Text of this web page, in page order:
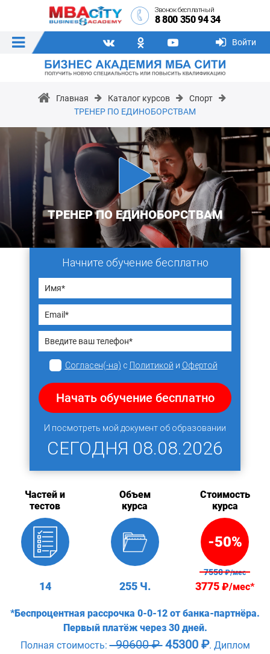
Звонок бесплатный
8 800 350 94 34
Войти
Главная Каталог курсов
Спорт
ТРЕНЕР ПО ЕДИНОБОРСТВАМ
ТРЕНЕР ПО ЕДИНОБОРСТВАМ
Начните обучение бесплатно
Согласен(-на) с Политикой и Офертой
Начать обучение бесплатно
И посмотреть мой документ об образовании
СЕГОДНЯ 08.08.2026
Частей и
тестов
14
Объем
курса
255 Ч.
Стоимость
курса
-50%
7550₽/мес
3775₽/мес*
*Беспроцентная рассрочка 0-0-12 от банка-партнёра.
Первый платёж через 30 дней.
Полная стоимость:90600 ₽45300 ₽. Диплом